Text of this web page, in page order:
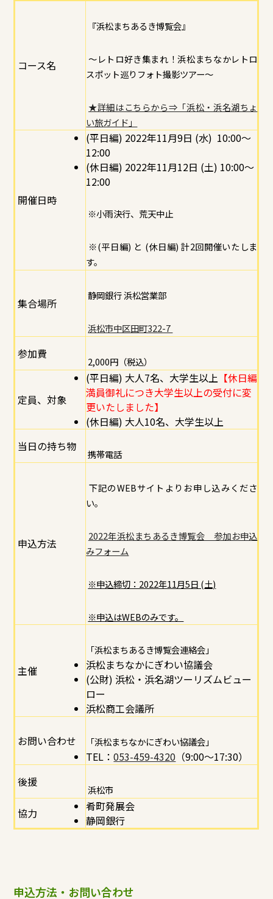
コース名
『浜松まちあるき博覧会』
～レトロ好き集まれ！浜松まちなかレトロ
スポット巡りフォト撮影ツアー～
★詳細はこちらから⇒「浜松・浜名湖ちょ
い旅ガイド」
開催日時
(平日編) 2022年11月9日 (水) 10:00～
12:00
(休日編) 2022年11月12日 (土) 10:00～
12:00
※小雨決行、荒天中止
※(平日編) と (休日編) 計2回開催いたしま
す。
集合場所
静岡銀行 浜松営業部
浜松市中区田町322-7
参加費
2,000円（税込）
定員、対象
(平日編) 大人7名、大学生以上 【休日編
満員御礼につき大学生以上の受付に変
更いたしました】
(休日編) 大人10名、大学生以上
当日の持ち物
携帯電話
申込方法
下記のWEBサイトよりお申し込みくださ
い。
2022年浜松まちあるき博覧会 参加お申込
みフォーム
※申込締切：2022年11月5日 (土)
※申込はWEBのみです。
主催
「浜松まちあるき博覧会連絡会」
浜松まちなかにぎわい協議会
(公財) 浜松・浜名湖ツーリズムビュー
ロー
浜松商工会議所
お問い合わせ 「浜松まちなかにぎわい協議会」
TEL：053-459-4320 （9:00～17:30）
後援
浜松市
協力
肴町発展会
静岡銀行
申込方法・お問い合わせ